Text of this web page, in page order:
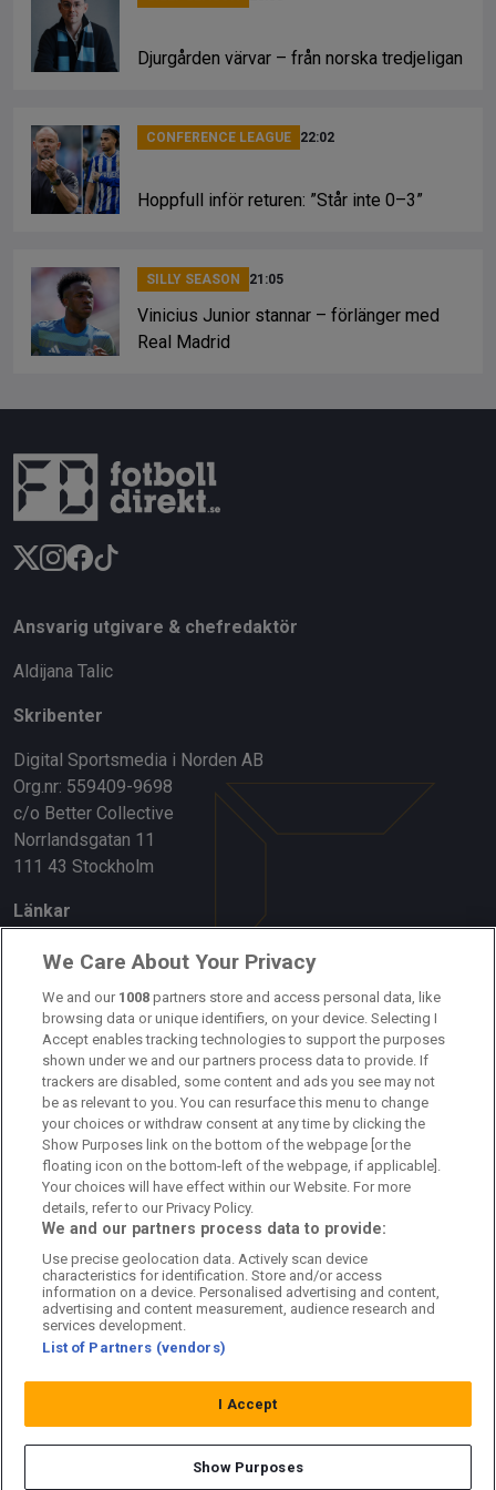
Djurgården värvar – från norska tredjeligan
CONFERENCE LEAGUE 22:02
Hoppfull inför returen: ”Står inte 0–3”
SILLY SEASON 21:05
Vinicius Junior stannar – förlänger med
Real Madrid
Ansvarig utgivare & chefredaktör
Aldijana Talic
Skribenter
Digital Sportsmedia i Norden AB
Org.nr: 559409-9698
c/o Better Collective
Norrlandsgatan 11
111 43 Stockholm
Länkar
Om oss
Kontakta oss
Kundtjänst
Sponsor: Rekatochklart
Annonsera på Fotbolldirekt
Redaktionell policy
Personuppgiftspolicy
Cookiepolicy
Arkiv
We Care About Your Privacy
We and our 1008 partners store and access personal data, like
browsing data or unique identifiers, on your device. Selecting I
Accept enables tracking technologies to support the purposes
shown under we and our partners process data to provide. If
trackers are disabled, some content and ads you see may not
be as relevant to you. You can resurface this menu to change
your choices or withdraw consent at any time by clicking the
Show Purposes link on the bottom of the webpage [or the
floating icon on the bottom-left of the webpage, if applicable].
Your choices will have effect within our Website. For more
details, refer to our Privacy Policy.
We and our partners process data to provide:
Use precise geolocation data. Actively scan device
characteristics for identification. Store and/or access
information on a device. Personalised advertising and content,
advertising and content measurement, audience research and
services development.
List of Partners (vendors)
I Accept
Show Purposes